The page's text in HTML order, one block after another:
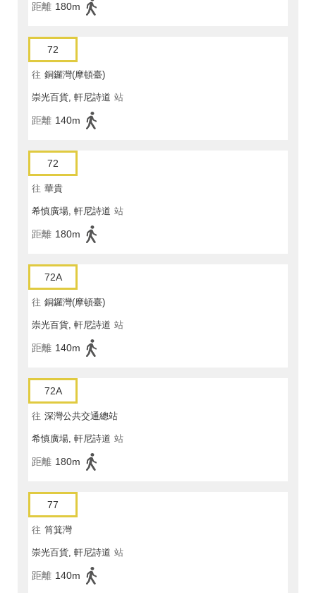
距離 180m
72
往 銅鑼灣(摩頓臺)
崇光百貨, 軒尼詩道 站
距離 140m
72
往 華貴
希慎廣場, 軒尼詩道 站
距離 180m
72A
往 銅鑼灣(摩頓臺)
崇光百貨, 軒尼詩道 站
距離 140m
72A
往 深灣公共交通總站
希慎廣場, 軒尼詩道 站
距離 180m
77
往 筲箕灣
崇光百貨, 軒尼詩道 站
距離 140m